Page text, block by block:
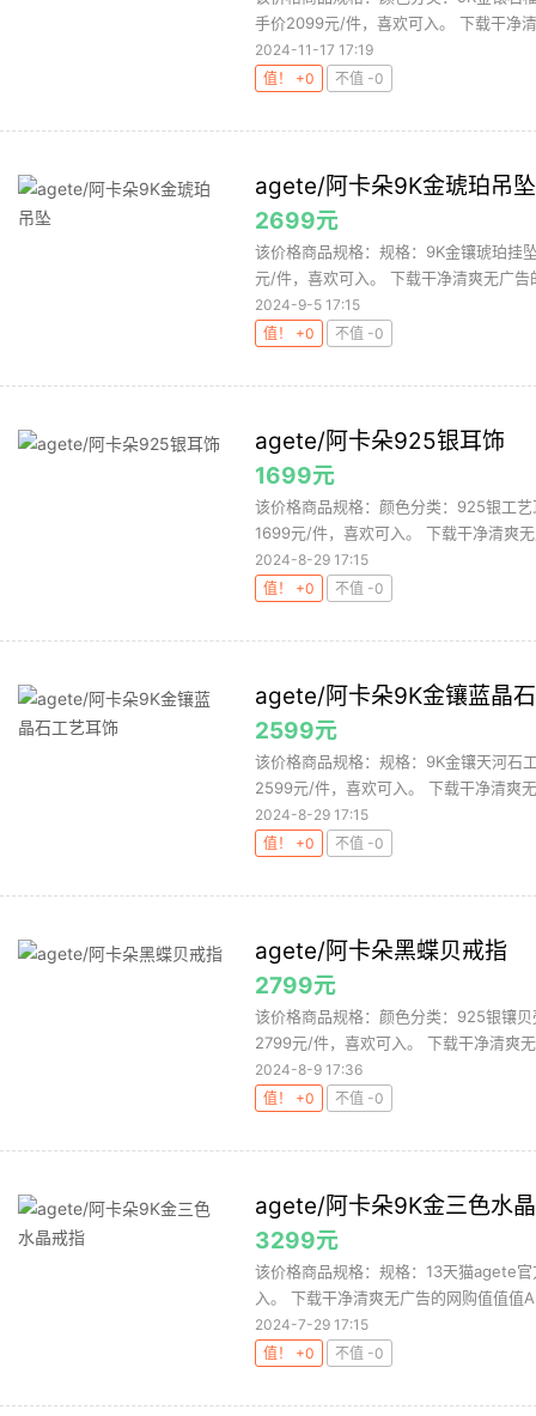
手价2099元/件，喜欢可入。 下载干净
2024-11-17 17:19
值！ +0
不值 -0
agete/阿卡朵9K金琥珀吊坠
2699元
该价格商品规格：规格：9K金镶琥珀挂
元/件，喜欢可入。 下载干净清爽无广
2024-9-5 17:15
值！ +0
不值 -0
agete/阿卡朵925银耳饰
1699元
该价格商品规格：颜色分类：925银工
1699元/件，喜欢可入。 下载干净清爽
2024-8-29 17:15
值！ +0
不值 -0
agete/阿卡朵9K金镶蓝晶
2599元
该价格商品规格：规格：9K金镶天河石
2599元/件，喜欢可入。 下载干净清爽
2024-8-29 17:15
值！ +0
不值 -0
agete/阿卡朵黑蝶贝戒指
2799元
该价格商品规格：颜色分类：925银镶
2799元/件，喜欢可入。 下载干净清爽
2024-8-9 17:36
值！ +0
不值 -0
agete/阿卡朵9K金三色水
3299元
该价格商品规格：规格：13天猫agete
入。 下载干净清爽无广告的网购值值值
2024-7-29 17:15
值！ +0
不值 -0